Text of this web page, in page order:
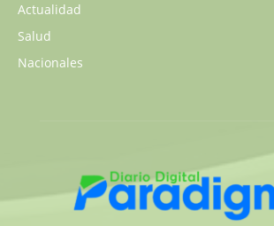
Actualidad
Salud
Nacionales